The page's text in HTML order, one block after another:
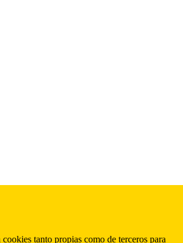
tanto propias como de terceros para